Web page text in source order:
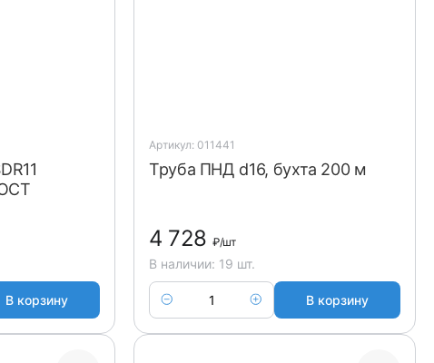
В корзину
Артикул: 011441
Труба ПНД d16, бухта 200 м
4 728₽/шт
В наличии: 19 шт.
В корзину